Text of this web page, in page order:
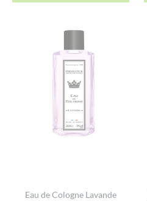
Eau de Cologne Lavande